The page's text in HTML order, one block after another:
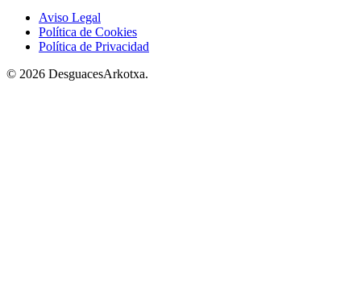
Aviso Legal
Política de Cookies
Política de Privacidad
© 2026 DesguacesArkotxa.